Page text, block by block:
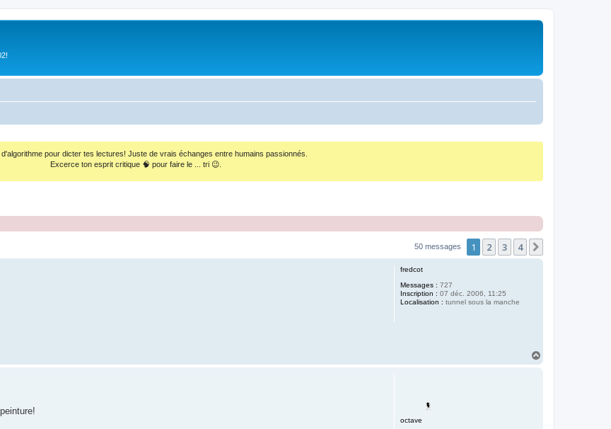
d'algorithme pour dicter tes lectures! Juste de vrais échanges entre humains passionnés.
Excerce ton esprit critique 🧠 pour faire le ... tri 😉.
50 messages 1 2 3 4
fredcot
Messages : 727
Inscription : 07 déc. 2006, 11:25
Localisation : tunnel sous la manche
octave